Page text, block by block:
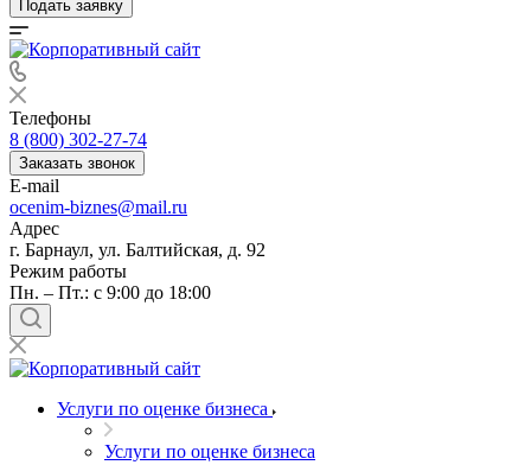
Подать заявку
Телефоны
8 (800) 302-27-74
Заказать звонок
E-mail
ocenim-biznes@mail.ru
Адрес
г. Барнаул, ул. Балтийская, д. 92
Режим работы
Пн. – Пт.: с 9:00 до 18:00
Услуги по оценке бизнеса
Услуги по оценке бизнеса